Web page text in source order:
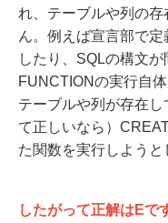
れ、テーブルや列の
ん。例えば宣言部で
したり、SQLの構文
FUNCTIONの実行自
テーブルや列が存在
て正しいなら）
た関数を実行しようと
したがって正解はEで